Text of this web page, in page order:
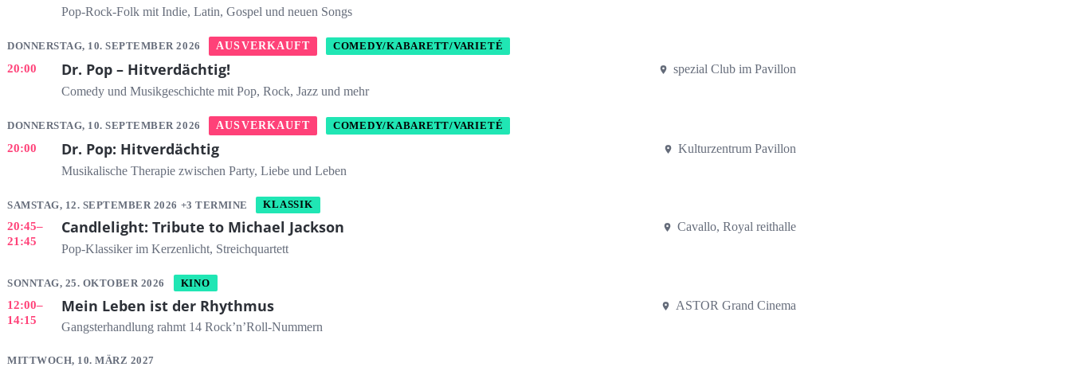
Pop-Rock-Folk mit Indie, Latin, Gospel und neuen Songs
DONNERSTAG, 10. SEPTEMBER 2026 AUSVERKAUFT COMEDY/KABARETT/VARIETÉ
20:00 Dr. Pop – Hitverdächtig!
Comedy und Musikgeschichte mit Pop, Rock, Jazz und mehr
spezial Club im Pavillon
DONNERSTAG, 10. SEPTEMBER 2026 AUSVERKAUFT COMEDY/KABARETT/VARIETÉ
20:00 Dr. Pop: Hitverdächtig
Musikalische Therapie zwischen Party, Liebe und Leben
Kulturzentrum Pavillon
SAMSTAG, 12. SEPTEMBER 2026 +3 TERMINE KLASSIK
20:45–
21:45
Candlelight: Tribute to Michael Jackson
Pop-Klassiker im Kerzenlicht, Streichquartett
Cavallo, Royal reithalle
SONNTAG, 25. OKTOBER 2026 KINO
12:00–
14:15
Mein Leben ist der Rhythmus
Gangsterhandlung rahmt 14 Rock’n’Roll-Nummern
ASTOR Grand Cinema
MITTWOCH, 10. MÄRZ 2027